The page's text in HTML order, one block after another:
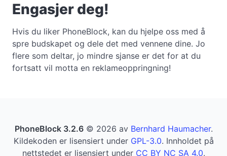
Engasjer deg!
Hvis du liker PhoneBlock, kan du hjelpe oss med å
spre budskapet og dele det med vennene dine. Jo
flere som deltar, jo mindre sjanse er det for at du
fortsatt vil motta en reklameoppringning!
PhoneBlock 3.2.6© 2026 av Bernhard Haumacher.
Kildekoden er lisensiert under GPL-3.0. Innholdet på
nettstedet er lisensiert under CC BY NC SA 4.0.